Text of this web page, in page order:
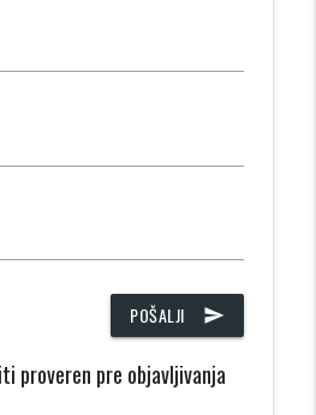
POŠALJI send
proveren pre objavljivanja